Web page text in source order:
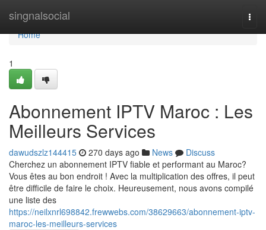
singnalsocial
Home
Home
1
Abonnement IPTV Maroc : Les
Meilleurs Services
dawudszlz144415 270 days ago News
Discuss
Cherchez un abonnement IPTV fiable et performant au Maroc?
Vous êtes au bon endroit ! Avec la multiplication des offres, il peut
être difficile de faire le choix. Heureusement, nous avons compilé
une liste des
https://neilxnrl698842.frewwebs.com/38629663/abonnement-iptv-
maroc-les-meilleurs-services